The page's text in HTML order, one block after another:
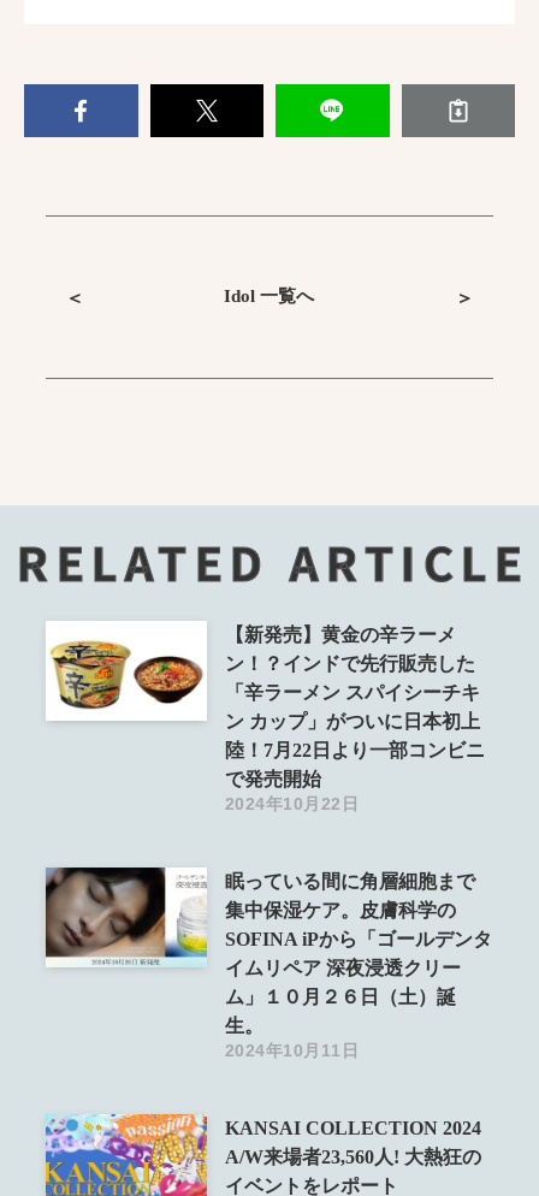
＜ Idol 一覧へ ＞
RELATED ARTICLE
【新発売】黄金の辛ラーメ
ン！？インドで先行販売した
「辛ラーメン スパイシーチキ
ン カップ」がついに日本初上
陸！7月22日より一部コンビニ
で発売開始
2024年10月22日
眠っている間に角層細胞まで
集中保湿ケア。皮膚科学の
SOFINA iPから「ゴールデンタ
イムリペア 深夜浸透クリー
ム」１０月２６日（土）誕
生。
2024年10月11日
KANSAI COLLECTION 2024
A/W来場者23,560人! 大熱狂の
イベントをレポート